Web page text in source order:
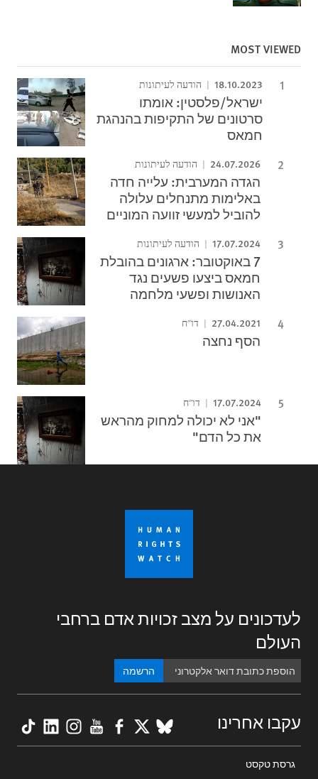
MOST VIEWED
18.10.2023 הודעה לעיתונות
ישראל/פלסטין: אומתו
סרטונים של התקיפות בהנהגת
חמאס
24.07.2026 הודעה לעיתונות
הגדה המערבית: עלייה חדה
באלימות מתנחלים עלולה
להוביל למעשי זוועה המוניים
17.07.2024 הודעה לעיתונות
7 באוקטובר: ארגונים בהובלת
חמאס ביצעו פשעים נגד
האנושות ופשעי מלחמה
27.04.2021 דו"ח
הסף נחצה
17.07.2024 דו"ח
"אני לא יכולה למחוק מהראש
את כל הדם"
לעדכונים על מצב זכויות אדם ברחבי
העולם
הרשמה
עקבו אחרינו BlueSky
X
Facebook
YouTube
menu
גרסת טקסט